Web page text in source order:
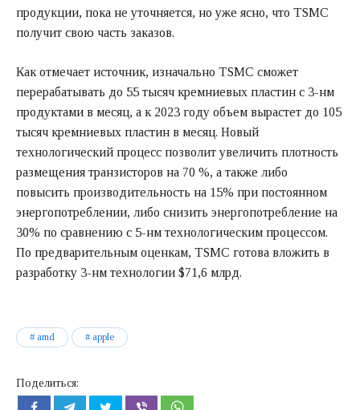
продукции, пока не уточняется, но уже ясно, что TSMC
получит свою часть заказов.
Как отмечает источник, изначально TSMC сможет
перерабатывать до 55 тысяч кремниевых пластин с 3-нм
продуктами в месяц, а к 2023 году объем вырастет до 105
тысяч кремниевых пластин в месяц. Новый
технологический процесс позволит увеличить плотность
размещения транзисторов на 70 %, а также либо
повысить производительность на 15% при постоянном
энергопотреблении, либо снизить энергопотребление на
30% по сравнению с 5-нм технологическим процессом.
По предварительным оценкам, TSMC готова вложить в
разработку 3-нм технологии $71,6 млрд.
amd apple
Поделиться: